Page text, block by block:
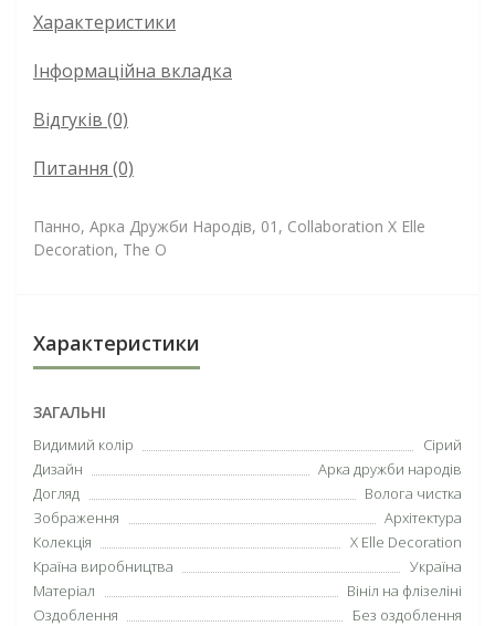
Характеристики
Інформаційна вкладка
Відгуків (0)
Питання (0)
Панно, Арка Дружби Народів, 01, Collaboration X Elle
Decoration, The O
Характеристики
ЗАГАЛЬНІ
Видимий колір
Сірий
Дизайн
Арка дружби народів
Догляд
Волога чистка
Зображення
Архітектура
Колекція
X Elle Decoration
Країна виробництва
Україна
Матеріал
Вініл на флізеліні
Оздоблення
Без оздоблення